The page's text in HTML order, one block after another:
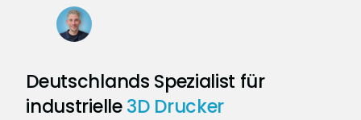
Deutschlands Spezialist für
industrielle3D Drucker